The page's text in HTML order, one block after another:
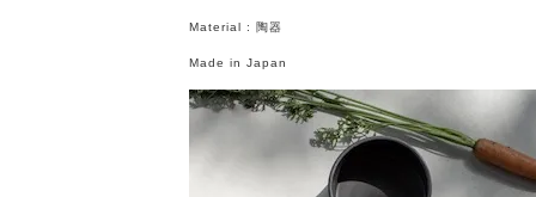
Material : 陶器
Made in Japan